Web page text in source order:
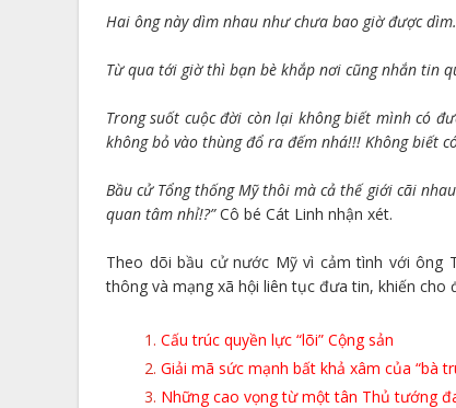
Hai ông này dìm nhau như chưa bao giờ được
Từ qua tới giờ thì bạn bè khắp nơi cũng nhắn tin
Trong suốt cuộc đời còn lại không biết mình có
không bỏ vào thùng đổ ra đếm nhá!!! Không biết
Bầu cử Tổng thống Mỹ thôi mà cả thế giới cãi
quan tâm nhỉ!?”Cô bé Cát Linh nhận xét.
Theo dõi bầu cử nước Mỹ vì cảm tình với ông
thông và mạng xã hội liên tục đưa tin, khiến cho
Cấu trúc quyền lực “lõi” Cộng sản
Giải mã sức mạnh bất khả xâm của “bà
Những cao vọng từ một tân Thủ tướng